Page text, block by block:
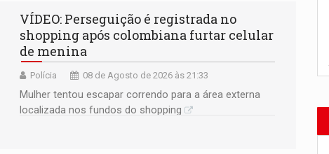
VÍDEO: Perseguição é registrada no
shopping após colombiana furtar celular
de menina
Polícia 08 de Agosto de 2026 às 21:33
Mulher tentou escapar correndo para a área externa
localizada nos fundos do shopping